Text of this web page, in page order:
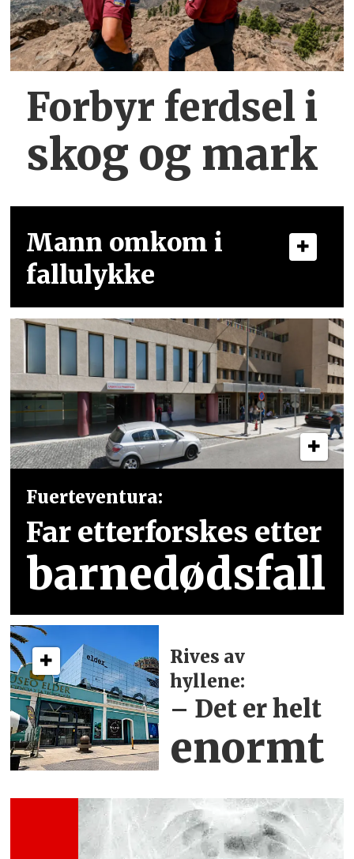
Forbyr ferdsel i
skog og mark
Mann omkom i
fallulykke
Fuerteventura:
Far etterforskes etter
barnedødsfall
Rives av
hyllene:
– Det er helt
enormt